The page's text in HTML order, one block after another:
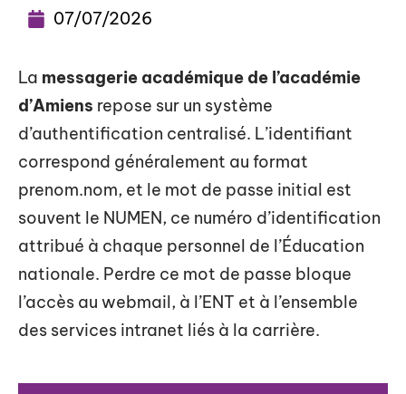
07/07/2026
La messagerie académique de l’académie
d’Amiens repose sur un système
d’authentification centralisé. L’identifiant
correspond généralement au format
prenom.nom, et le mot de passe initial est
souvent le NUMEN, ce numéro d’identification
attribué à chaque personnel de l’Éducation
nationale. Perdre ce mot de passe bloque
l’accès au webmail, à l’ENT et à l’ensemble
des services intranet liés à la carrière.